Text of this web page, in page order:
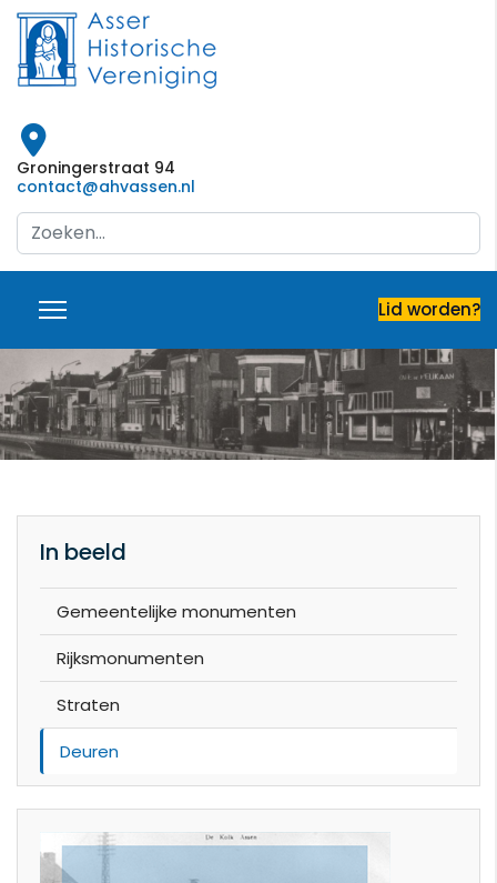
Groningerstraat 94
contact@ahvassen.nl
Search
...
Lid worden?
In beeld
Gemeentelijke monumenten
Rijksmonumenten
Straten
Deuren